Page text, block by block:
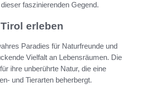
faszinierenden Gegend.
erleben
Paradies für Naturfreunde und
Vielfalt an Lebensräumen. Die
ihre unberührte Natur, die eine
und Tierarten beherbergt.